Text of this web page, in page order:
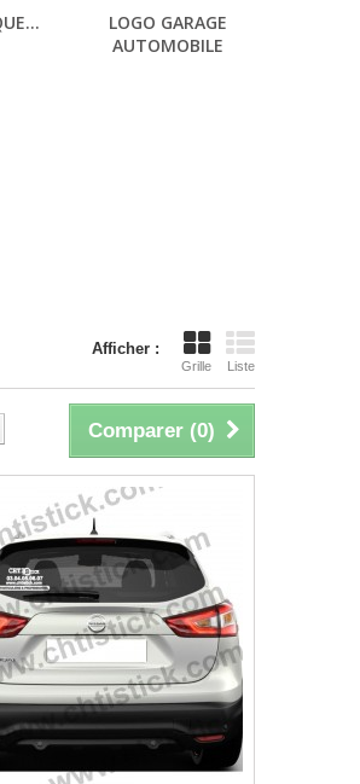
LOGO GARAGE
AUTOMOBILE
Afficher :
Grille Liste
Comparer (0)